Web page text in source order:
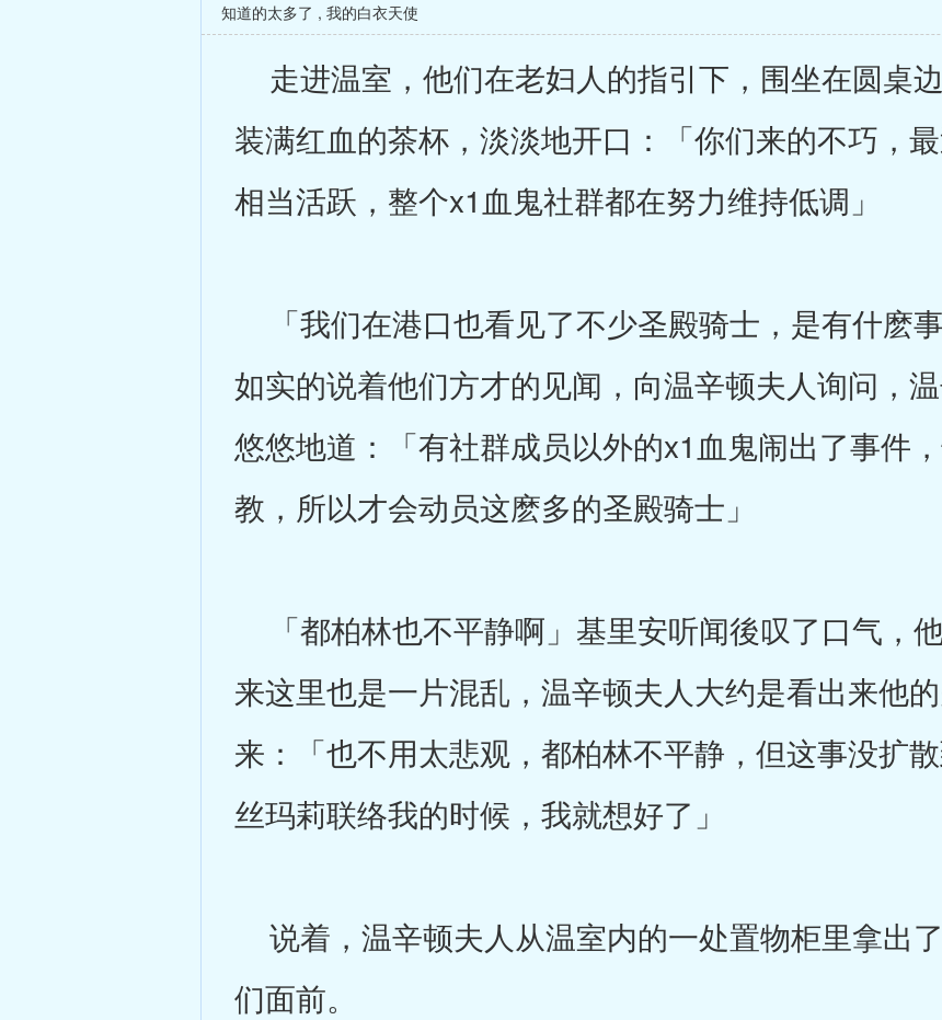
知道的太多了 , 我的白衣天使
走进温室，他们在老妇人的指引下，围坐在圆桌
装满红血的茶杯，淡淡地开口：「你们来的不巧，
相当活跃，整个x1血鬼社群都在努力维持低调」
「我们在港口也看见了不少圣殿骑士，是有什麽
如实的说着他们方才的见闻，向温辛顿夫人询问，
悠悠地道：「有社群成员以外的x1血鬼闹出了事件
教，所以才会动员这麽多的圣殿骑士」
「都柏林也不平静啊」基里安听闻後叹了口气，
来这里也是一片混乱，温辛顿夫人大约是看出来他
来：「也不用太悲观，都柏林不平静，但这事没扩
丝玛莉联络我的时候，我就想好了」
说着，温辛顿夫人从温室内的一处置物柜里拿出
们面前。